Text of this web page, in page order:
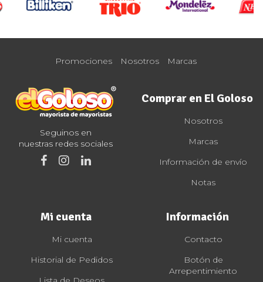
Promociones Nosotros Marcas
Seguinos en
nuestras redes sociales
Comprar en El Goloso
Nosotros
Marcas
Información de envío
Notas
Mi cuenta
Mi cuenta
Historial de Pedidos
Información
Contacto
Botón de
Arrepentimiento